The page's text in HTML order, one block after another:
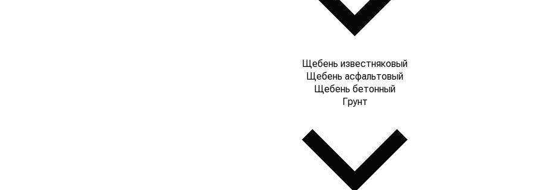
Щебень известняковый
Щебень асфальтовый
Щебень бетонный
Грунт